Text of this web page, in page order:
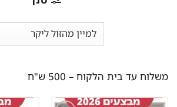
משלוח עד בית הלקוח – 500 ש"ח